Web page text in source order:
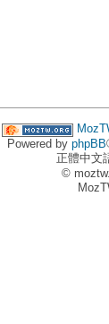
Powered by phpBB
正體中文
©